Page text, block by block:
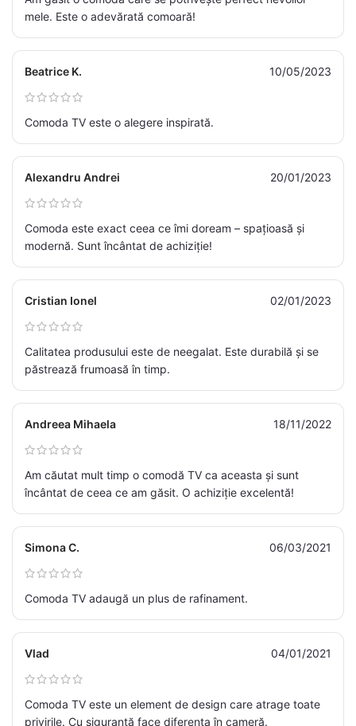
mele. Este o adevărată comoară!
Beatrice K. 10/05/2023
Comoda TV este o alegere inspirată.
Alexandru Andrei 20/01/2023
Comoda este exact ceea ce îmi doream – spațioasă și
modernă. Sunt încântat de achiziție!
Cristian Ionel 02/01/2023
Calitatea produsului este de neegalat. Este durabilă și se
păstrează frumoasă în timp.
Andreea Mihaela 18/11/2022
Am căutat mult timp o comodă TV ca aceasta și sunt
încântat de ceea ce am găsit. O achiziție excelentă!
Simona C. 06/03/2021
Comoda TV adaugă un plus de rafinament.
Vlad 04/01/2021
Comoda TV este un element de design care atrage toate
privirile. Cu siguranță face diferența în cameră.